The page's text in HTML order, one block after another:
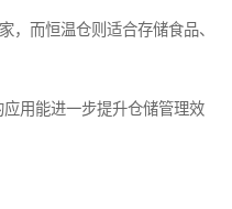
，而恒温仓则适合存储食品、
用能进一步提升仓储管理效